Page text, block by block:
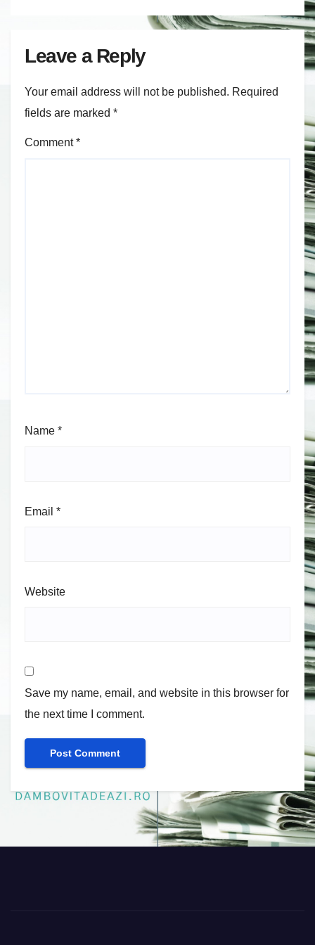
Leave a Reply
Your email address will not be published. Required
fields are marked *
Comment*
Name *
Email *
Website
Save my name, email, and website in this browser for
the next time I comment.